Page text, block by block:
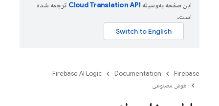
این صفحه به‌وسیله
ترجمه شده
است.
Firebase
Documentation
Firebase AI Logic
هوش مصنوعی